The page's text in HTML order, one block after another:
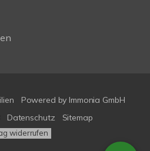
Powered by Immonia GmbH
Datenschutz Sitemap
widerrufen